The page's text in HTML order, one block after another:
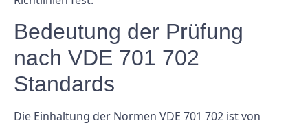
Bedeutung der Prüfung
nach VDE 701 702
Standards
Die Einhaltung der Normen VDE 701 702 ist von